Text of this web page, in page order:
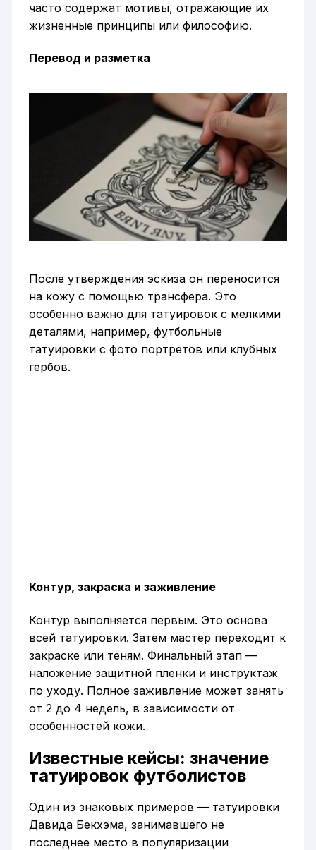
часто содержат мотивы, отражающие их
жизненные принципы или философию.
Перевод и разметка
После утверждения эскиза он переносится
на кожу с помощью трансфера. Это
особенно важно для татуировок с мелкими
деталями, например, футбольные
татуировки с фото портретов или клубных
гербов.
Контур, закраска и заживление
Контур выполняется первым. Это основа
всей татуировки. Затем мастер переходит к
закраске или теням. Финальный этап —
наложение защитной пленки и инструктаж
по уходу. Полное заживление может занять
от 2 до 4 недель, в зависимости от
особенностей кожи.
Известные кейсы: значение
татуировок футболистов
Один из знаковых примеров — татуировки
Давида Бекхэма, занимавшего не
последнее место в популяризации